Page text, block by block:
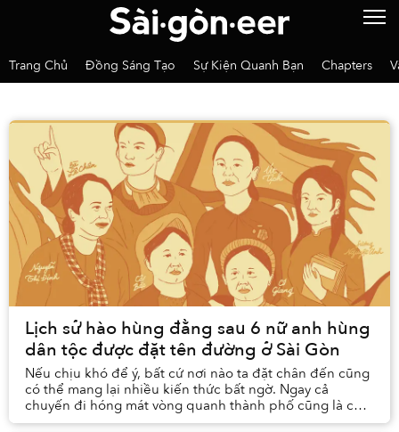
Trang Chủ Đồng Sáng Tạo Sự Kiện Quanh Bạn Chapters
Lịch sử hào hùng đằng sau 6 nữ anh hùng
dân tộc được đặt tên đường ở Sài Gòn
Nếu chịu khó để ý, bất cứ nơi nào ta đặt chân đến cũng
có thể mang lại nhiều kiến thức bất ngờ. Ngay cả
chuyến đi hóng mát vòng quanh thành phố cũng là cơ
hội để chính người Sài Gòn biết thêm về lịch ...